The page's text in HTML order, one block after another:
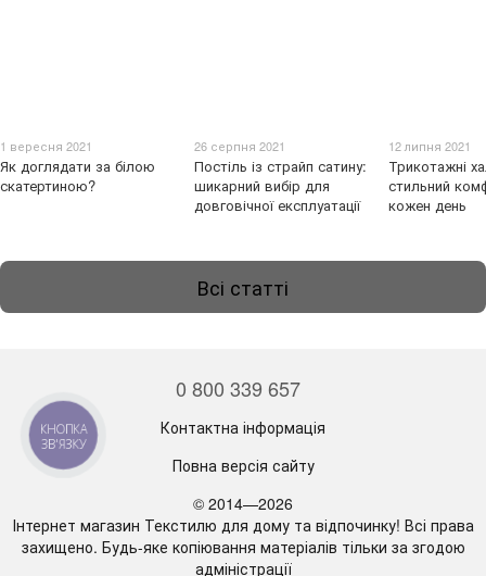
1 вересня 2021
Як доглядати за білою
скатертиною?
26 серпня 2021
Постіль із страйп сатину:
шикарний вибір для
довговічної експлуатації
12 липня 2021
Трикотажні
стильний
кожен день
Всі статті
0 800 339 657
Контактна інформація
Повна версія сайту
© 2014—2026
Інтернет магазин Текстилю для дому та відпочинку! Всі права
захищено. Будь-яке копіювання матеріалів тільки за згодою
адміністрації
КНОПКА
ЗВ'ЯЗКУ